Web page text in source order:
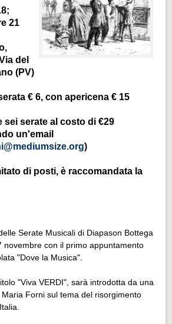
21
del
(PV)
€ 6, con apericena € 15
sei serate al costo di €29
un'email
)
di posti, è raccomandata la
Serate Musicali di Diapason Bottega
novembre con il primo appuntamento
"Dove la Musica".
"Viva VERDI", sarà introdotta da una
Forni sul tema del risorgimento